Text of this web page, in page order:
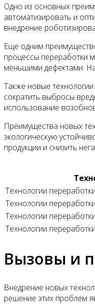
Одно из основных
автоматизировать и
внедрение
Еще одним
процессы переработки
меньшими дефектами.
Также новые
сократить выбросы
использование
Преимущества новых
экологическую
продукции и снизить
Технологии
Технологии
Технологии
Технологии
Вызовы и
Внедрение новых
решение этих проблем